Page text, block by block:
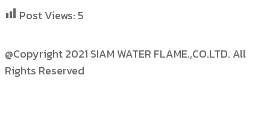
Post Views: 5
@Copyright 2021 SIAM WATER FLAME.,CO.LTD. All
Rights Reserved